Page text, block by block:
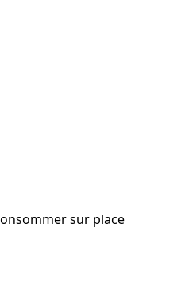
sur place